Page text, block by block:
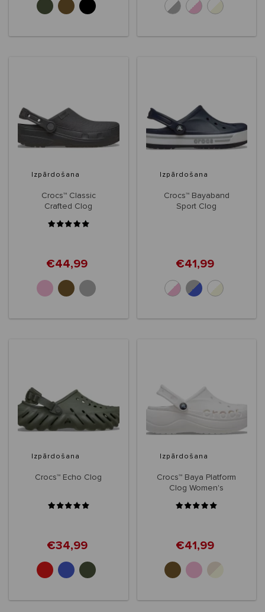
Izpārdošana
Crocs™ Classic
Crafted Clog
€44,99
Izpārdošana
Crocs™ Bayaband
Sport Clog
€41,99
Izpārdošana
Crocs™ Echo Clog
€34,99
Izpārdošana
Crocs™ Baya Platform
Clog Women's
€41,99